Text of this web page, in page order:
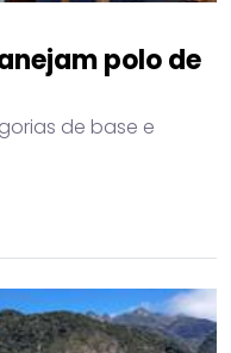
polo de
de base e